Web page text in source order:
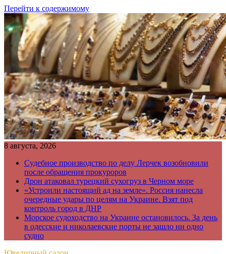
Перейти к содержимому
8 августа, 2026
Судебное производство по делу Лерчек возобновили
после обращения прокуроров
Дрон атаковал турецкий сухогруз в Черном море
«Устроили настоящий ад на земле». Россия нанесла
очередные удары по целям на Украине. Взят под
контроль город в ДНР
Морское судоходство на Украине остановилось. За день
в одесские и николаевские порты не зашло ни одно
судно